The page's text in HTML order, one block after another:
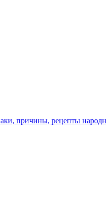
причины, рецепты